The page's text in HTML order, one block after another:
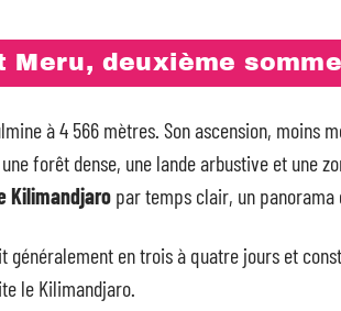
Meru, deuxième
à 4 566 mètres. Son ascension, moins
forêt dense, une lande arbustive et une
Kilimandjaro par temps clair, un panorama
généralement en trois à quatre jours et
le Kilimandjaro.